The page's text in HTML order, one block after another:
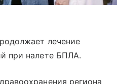
лечение
при налете БПЛА.
региона